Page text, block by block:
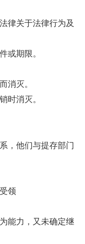
关于法律行为及
期限。
灭。
消灭。
他们与提存部门
领
能力，又未确定继